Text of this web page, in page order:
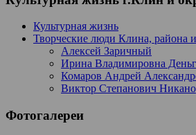
Культурная жизнь
Творческие люди Клина, района
Алексей Заричный
Ирина Владимировна
Комаров Андрей
Виктор Степанович
Фотогалереи